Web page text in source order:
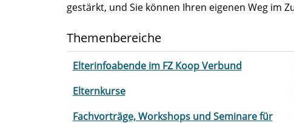
gestärkt, und Sie können Ihren eigenen Weg im
Themenbereiche
Elterinfoabende im FZ Koop Verbund
Elternkurse
Fachvorträge, Workshops und Seminare für